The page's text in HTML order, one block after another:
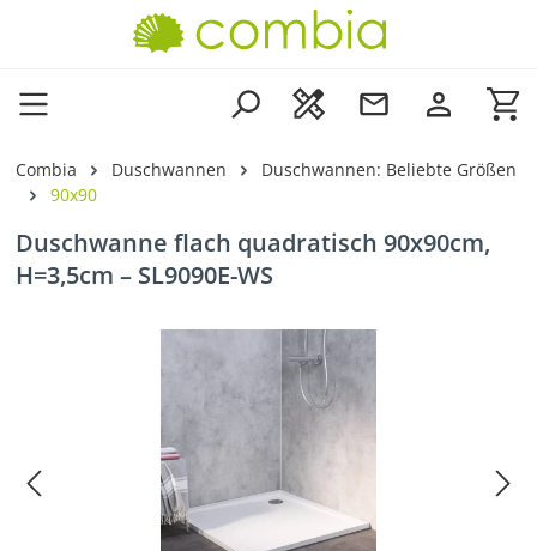
Zum Hauptinhalt springen
Combia Duschwannen
Duschwannen: Beliebte Größen
90x90
Duschwanne flach quadratisch 90x90cm,
H=3,5cm – SL9090E-WS